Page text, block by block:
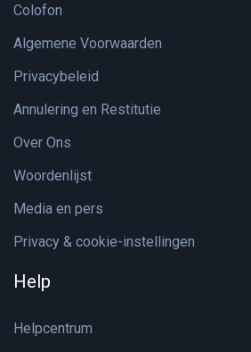
Colofon
Algemene Voorwaarden
Privacybeleid
Annulering en Restitutie
Over Ons
Woordenlijst
Media en pers
Privacy & cookie-instellingen
Help
Helpcentrum